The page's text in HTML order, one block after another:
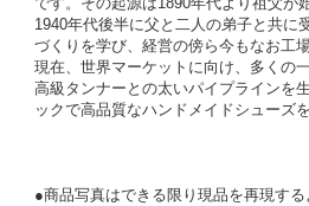
1940年代後半に父と二人の弟子と共
づくりを学び、経営の傍ら今もなお工
現在、世界マーケットに向け、多くの
高級タンナーとの太いパイプラインを
ックで高品質なハンドメイドシューズ
●商品写真はできる限り現品を再現す